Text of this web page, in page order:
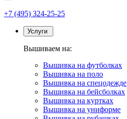
+7 (495) 324-25-25
Услуги
Вышиваем на:
Вышивка на футболках
Вышивка на поло
Вышивка на спецодежде
Вышивка на бейсболках
Вышивка на куртках
Вышивка на униформе